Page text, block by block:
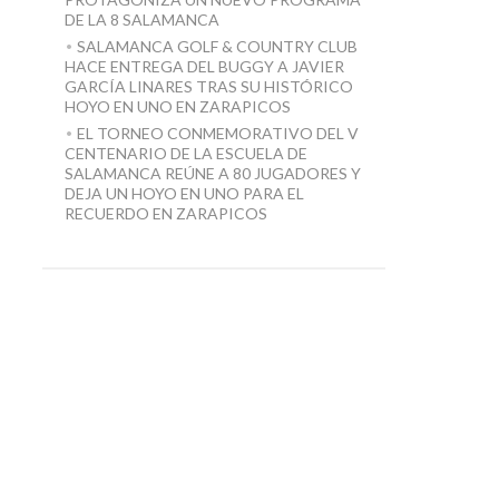
DE LA 8 SALAMANCA
SALAMANCA GOLF & COUNTRY CLUB
HACE ENTREGA DEL BUGGY A JAVIER
GARCÍA LINARES TRAS SU HISTÓRICO
HOYO EN UNO EN ZARAPICOS
EL TORNEO CONMEMORATIVO DEL V
CENTENARIO DE LA ESCUELA DE
SALAMANCA REÚNE A 80 JUGADORES Y
DEJA UN HOYO EN UNO PARA EL
RECUERDO EN ZARAPICOS